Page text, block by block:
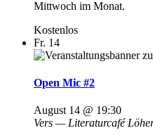
Mittwoch im Monat.
Kostenlos
Fr. 14
Open Mic #2
August 14 @ 19:30
Vers — Literaturcafé